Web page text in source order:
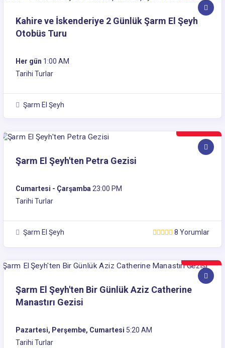
Kahire ve İskenderiye 2 Günlük Şarm El Şeyh
Otobüs Turu
Her gün 1:00 AM
Tarihi Turlar
Şarm El Şeyh
Şarm El Şeyh'ten Petra Gezisi
Cumartesi - Çarşamba 23:00 PM
Tarihi Turlar
Şarm El Şeyh 8 Yorumlar
Şarm El Şeyh'ten Bir Günlük Aziz Catherine
Manastırı Gezisi
Pazartesi, Perşembe, Cumartesi 5:20 AM
Tarihi Turlar